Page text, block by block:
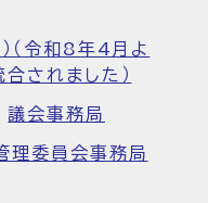
（令和8年4月よ
されました）
議会事務局
理委員会事務局